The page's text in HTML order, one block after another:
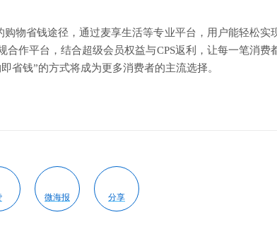
物省钱途径，通过麦享生活等专业平台，用户能轻松实
作平台，结合超级会员权益与CPS返利，让每一笔消费
省钱”的方式将成为更多消费者的主流选择。
微海报 分享